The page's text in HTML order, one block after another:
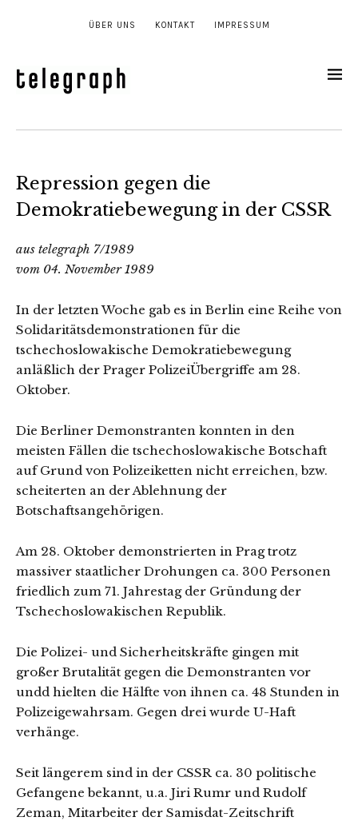
ÜBER UNS KONTAKT IMPRESSUM
Repression gegen die
Demokratiebewegung in der CSSR
aus telegraph 7/1989
vom 04. November 1989
In der letzten Woche gab es in Berlin eine Reihe von
Solidaritätsdemonstrationen für die
tschechoslowakische Demokratiebewegung
anläßlich der Prager PolizeiÜbergriffe am 28.
Oktober.
Die Berliner Demonstranten konnten in den
meisten Fällen die tschechoslowakische Botschaft
auf Grund von Polizeiketten nicht erreichen, bzw.
scheiterten an der Ablehnung der
Botschaftsangehörigen.
Am 28. Oktober demonstrierten in Prag trotz
massiver staatlicher Drohungen ca. 300 Personen
friedlich zum 71. Jahrestag der Gründung der
Tschechoslowakischen Republik.
Die Polizei- und Sicherheitskräfte gingen mit
großer Brutalität gegen die Demonstranten vor
undd hielten die Hälfte von ihnen ca. 48 Stunden in
Polizeigewahrsam. Gegen drei wurde U-Haft
verhänge.
Seit längerem sind in der CSSR ca. 30 politische
Gefangene bekannt, u.a. Jiri Rumr und Rudolf
Zeman, Mitarbeiter der Samisdat-Zeitschrift